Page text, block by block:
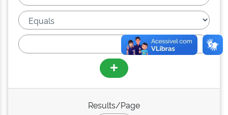
Results/Page